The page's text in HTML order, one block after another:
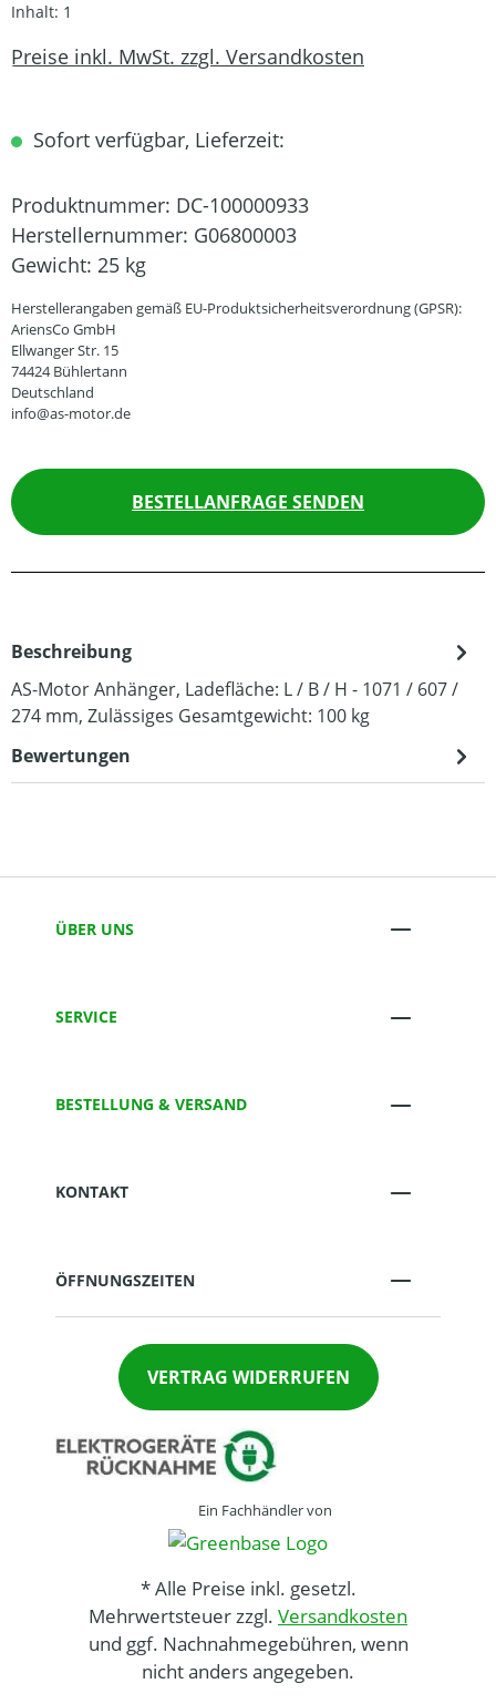
Inhalt: 1
Preise inkl. MwSt. zzgl. Versandkosten
Sofort verfügbar, Lieferzeit:
Produktnummer: DC-100000933
Herstellernummer: G06800003
Gewicht: 25 kg
Herstellerangaben gemäß EU-Produktsicherheitsverordnung (GPSR):
AriensCo GmbH
Ellwanger Str. 15
74424 Bühlertann
Deutschland
info@as-motor.de
BESTELLANFRAGE SENDEN
Beschreibung
AS-Motor Anhänger, Ladefläche: L / B / H - 1071 / 607 /
274 mm, Zulässiges Gesamtgewicht: 100 kg
Bewertungen
ÜBER UNS
SERVICE
BESTELLUNG & VERSAND
KONTAKT
ÖFFNUNGSZEITEN
VERTRAG WIDERRUFEN
Ein Fachhändler von
* Alle Preise inkl. gesetzl.
Mehrwertsteuer zzgl. Versandkosten
und ggf. Nachnahmegebühren, wenn
nicht anders angegeben.